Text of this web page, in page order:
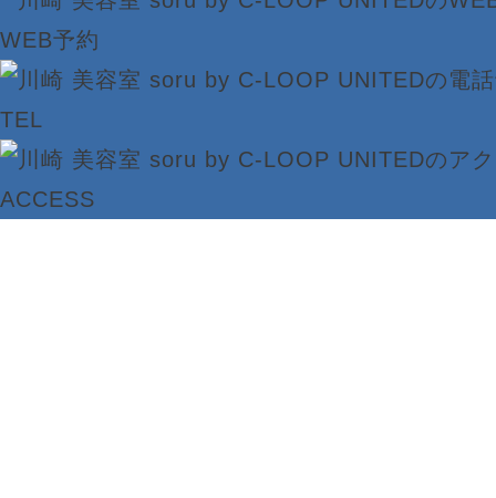
WEB予約
TEL
ACCESS